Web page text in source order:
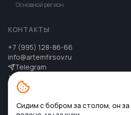
Основной регион
КОНТАКТЫ
+7 (995) 128-86-66
info@artemfirsov.ru
Telegram
MAX MAX
Сидим с бобром за столом, он за